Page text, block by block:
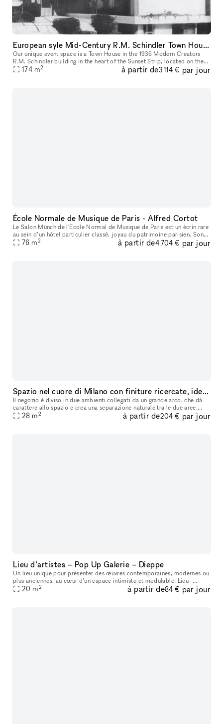
European syle Mid-Century R.M. Schindler Town House on Sunset Blvd
Our unique event space is a Town House in the 1936 Modern Creators
R.M. Schindler building in the heart of the Sunset Strip, located on the
nicest block in West Hollywood with lots of foot traffic an
174 m2 à partir de3 114 € par jour
École Normale de Musique de Paris - Alfred Cortot
Le Salon Münch de l'Ecole Normal de Musique de Paris est un écrin rare
au sein d’un hôtel particulier classé, joyau du patrimoine parisien. Son
ADN ? Fusionner la solennité d’une institution séculair
76 m2 à partir de4 704 € par jour
Spazio nel cuore di Milano con finiture ricercate, ideale per temporary shop, pop-up ed eventi
Il negozio è diviso in due ambienti collegati da un grande arco, che dà
carattere allo spazio e crea una separazione naturale tra le due aree.
All’interno ci sono travi a vista verniciate, pavimento
28 m2 à partir de204 € par jour
Lieu d’artistes – Pop Up Galerie – Dieppe
Un lieu unique pour présenter des œuvres contemporaines, modernes ou
plus anciennes, au cœur d’un espace intimiste et modulable. Lieu -
Espace d’exposition en rez-de-chaussée d’environ 20 m², entièr
20 m2 à partir de84 € par jour